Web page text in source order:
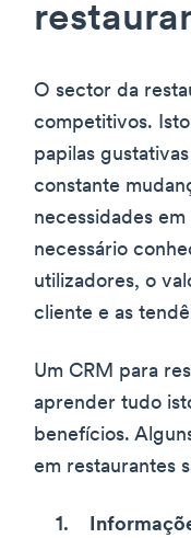
O sector da
competitivos.
papilas
constante
necessidades
necessário
utilizadores, o
cliente e as
Um CRM para
aprender tudo
benefícios.
em restaurantes